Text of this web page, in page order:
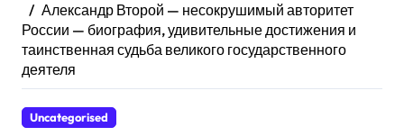
Александр Второй — несокрушимый авторитет
России — биография, удивительные достижения и
таинственная судьба великого государственного
деятеля
Uncategorised